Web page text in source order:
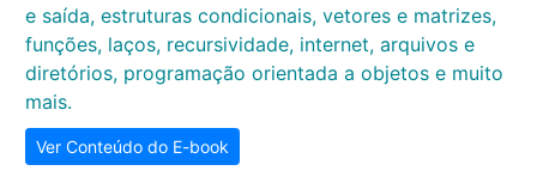
e saída, estruturas condicionais, vetores e matrizes,
funções, laços, recursividade, internet, arquivos e
diretórios, programação orientada a objetos e muito
mais.
Ver Conteúdo do E-book